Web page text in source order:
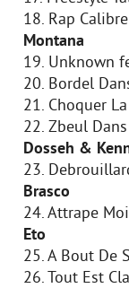
18. Rap
Montana
19. Unknown
20. Bordel
21. Choquer
22. Zbeul
Dosseh &
23.
Brasco
24. Attrape
Eto
25. A Bout De
26. Tout Est